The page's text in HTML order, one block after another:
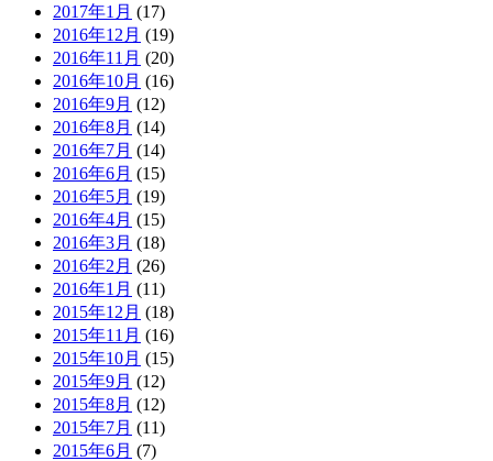
2017年1月 (17)
2016年12月 (19)
2016年11月 (20)
2016年10月 (16)
2016年9月 (12)
2016年8月 (14)
2016年7月 (14)
2016年6月 (15)
2016年5月 (19)
2016年4月 (15)
2016年3月 (18)
2016年2月 (26)
2016年1月 (11)
2015年12月 (18)
2015年11月 (16)
2015年10月 (15)
2015年9月 (12)
2015年8月 (12)
2015年7月 (11)
2015年6月 (7)